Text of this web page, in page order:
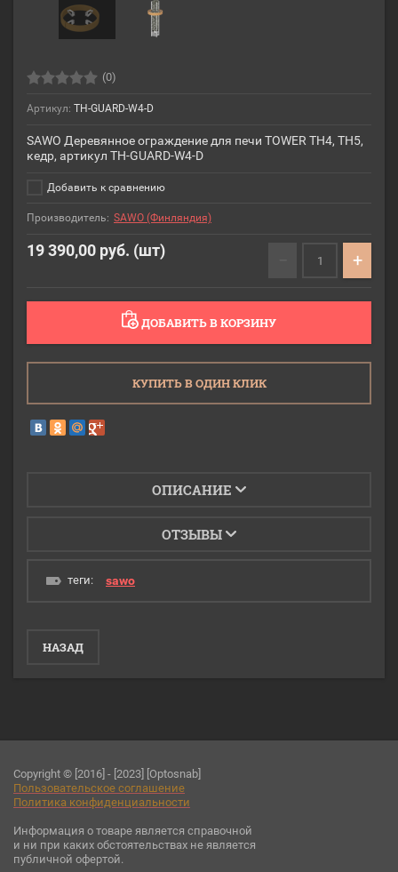
(0)
Артикул: TH-GUARD-W4-D
SAWO Деревянное ограждение для печи TOWER TH4, TH5,
кедр, артикул TH-GUARD-W4-D
Добавить к сравнению
Производитель: SAWO (Финляндия)
19 390,00 руб. (шт) +
ДОБАВИТЬ В КОРЗИНУ
КУПИТЬ В ОДИН КЛИК
ОПИСАНИЕ
ОТЗЫВЫ
теги: sawo
НАЗАД
Copyright © [2016] - [2023] [Optosnab]
Пользовательское соглашение
Политика конфиденциальности
Информация о товаре является справочной
и ни при каких обстоятельствах не является
публичной офертой.